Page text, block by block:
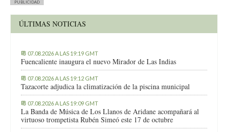
PUBLICIDAD
ÚLTIMAS NOTICIAS
07.08.2026 A LAS 19:19 GMT
Fuencaliente inaugura el nuevo Mirador de Las Indias
07.08.2026 A LAS 19:12 GMT
Tazacorte adjudica la climatización de la piscina municipal
07.08.2026 A LAS 19:09 GMT
La Banda de Música de Los Llanos de Aridane acompañará al
virtuoso trompetista Rubén Simeó este 17 de octubre